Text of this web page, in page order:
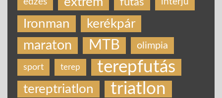
Ironman kerékpár
maraton MTB olimpia
sport terep terepfutás
tereptriatlon triatlon